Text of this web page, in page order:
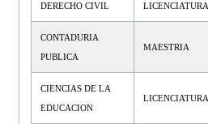
DERECHO CIVIL LICENCIATURA
CONTADURIA
PUBLICA
MAESTRIA
CIENCIAS DE LA
EDUCACION
LICENCIATURA